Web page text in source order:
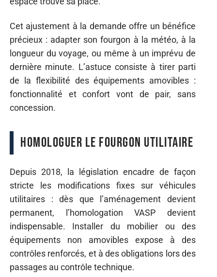
Cet ajustement à la demande offre un bénéfice
précieux : adapter son fourgon à la météo, à la
longueur du voyage, ou même à un imprévu de
dernière minute. L’astuce consiste à tirer parti
de la flexibilité des équipements amovibles :
fonctionnalité et confort vont de pair, sans
concession.
Homologuer le fourgon utilitaire
Depuis 2018, la législation encadre de façon
stricte les modifications fixes sur véhicules
utilitaires : dès que l’aménagement devient
permanent, l’homologation VASP devient
indispensable. Installer du mobilier ou des
équipements non amovibles expose à des
contrôles renforcés, et à des obligations lors des
passages au contrôle technique.